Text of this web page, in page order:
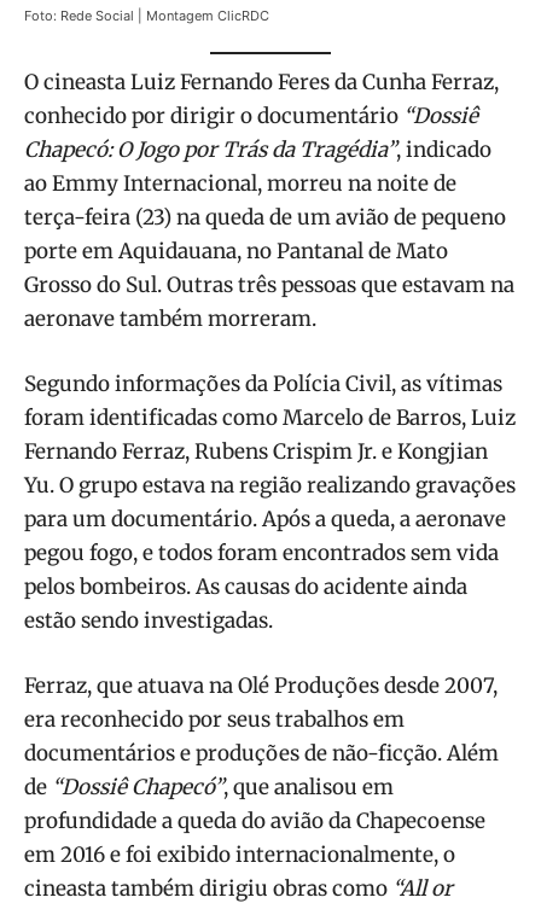
Foto: Rede Social | Montagem ClicRDC
O cineasta Luiz Fernando Feres da Cunha Ferraz,
conhecido por dirigir o documentário “Dossiê
Chapecó: O Jogo por Trás da Tragédia”, indicado
ao Emmy Internacional, morreu na noite de
terça-feira (23) na queda de um avião de pequeno
porte em Aquidauana, no Pantanal de Mato
Grosso do Sul. Outras três pessoas que estavam na
aeronave também morreram.
Segundo informações da Polícia Civil, as vítimas
foram identificadas como Marcelo de Barros, Luiz
Fernando Ferraz, Rubens Crispim Jr. e Kongjian
Yu. O grupo estava na região realizando gravações
para um documentário. Após a queda, a aeronave
pegou fogo, e todos foram encontrados sem vida
pelos bombeiros. As causas do acidente ainda
estão sendo investigadas.
Ferraz, que atuava na Olé Produções desde 2007,
era reconhecido por seus trabalhos em
documentários e produções de não-ficção. Além
de “Dossiê Chapecó”, que analisou em
profundidade a queda do avião da Chapecoense
em 2016 e foi exibido internacionalmente, o
cineasta também dirigiu obras como “All or